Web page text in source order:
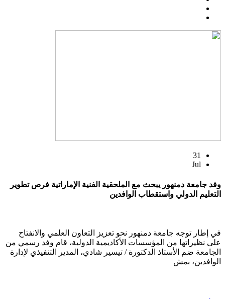
31
Jul
وفد جامعة دمنهور يبحث مع الملحقية الفنية الإماراتية فرص تطوير
التعليم الدولي واستقطاب الوافدين
في إطار توجه جامعة دمنهور نحو تعزيز التعاون العلمي والانفتاح
على نظيراتها من المؤسسات الأكاديمية الدولية، قام وفد رسمي من
الجامعة ضم الأستاذ الدكتورة / تيسير شادي، المدير التنفيذي لإدارة
الوافدين، بمش